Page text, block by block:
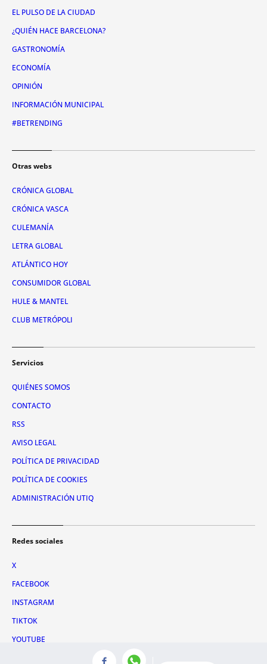
EL PULSO DE LA CIUDAD
¿QUIÉN HACE BARCELONA?
GASTRONOMÍA
ECONOMÍA
OPINIÓN
INFORMACIÓN MUNICIPAL
#BETRENDING
Otras webs
CRÓNICA GLOBAL
CRÓNICA VASCA
CULEMANÍA
LETRA GLOBAL
ATLÁNTICO HOY
CONSUMIDOR GLOBAL
HULE & MANTEL
CLUB METRÓPOLI
Servicios
QUIÉNES SOMOS
CONTACTO
RSS
AVISO LEGAL
POLÍTICA DE PRIVACIDAD
POLÍTICA DE COOKIES
ADMINISTRACIÓN UTIQ
Redes sociales
X
FACEBOOK
INSTAGRAM
TIKTOK
YOUTUBE